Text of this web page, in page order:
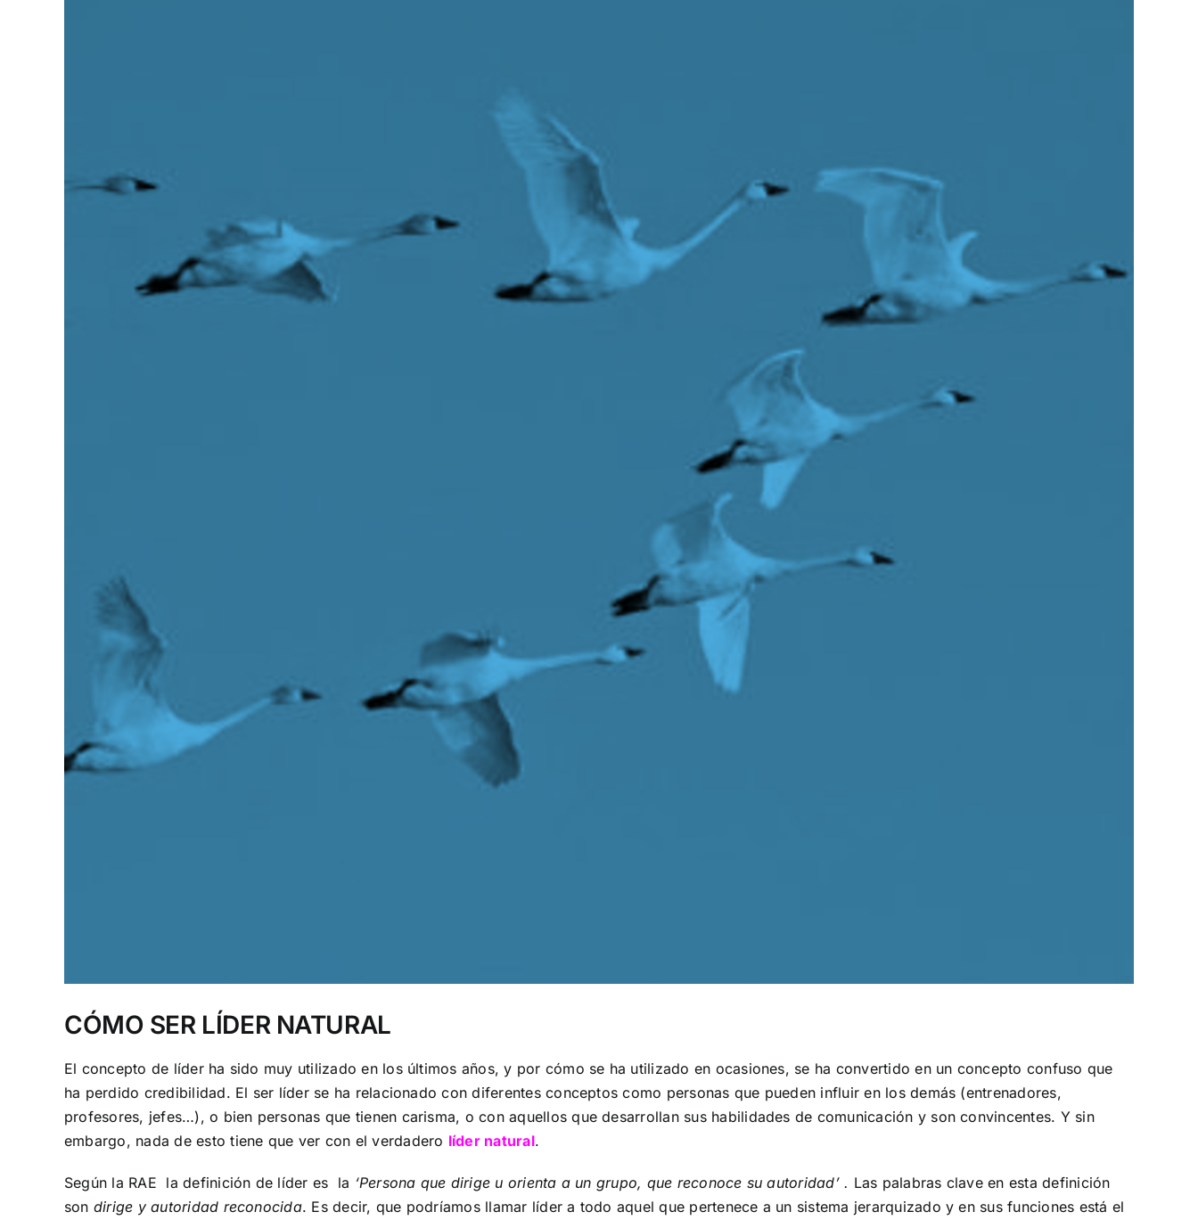
CÓMO SER LÍDER NATURAL
El concepto de líder ha sido muy utilizado en los últimos años, y por cómo se ha utilizado en ocasiones, se ha convertido en un concepto confuso que
ha perdido credibilidad. El ser líder se ha relacionado con diferentes conceptos como personas que pueden influir en los demás (entrenadores,
profesores, jefes…), o bien personas que tienen carisma, o con aquellos que desarrollan sus habilidades de comunicación y son convincentes. Y sin
embargo, nada de esto tiene que ver con el verdadero líder natural.
Según la RAE la definición de líder es la ‘Persona que dirige u orienta a un grupo, que reconoce su autoridad’ . Las palabras clave en esta definición
son dirige y autoridad reconocida. Es decir, que podríamos llamar líder a todo aquel que pertenece a un sistema jerarquizado y en sus funciones está el